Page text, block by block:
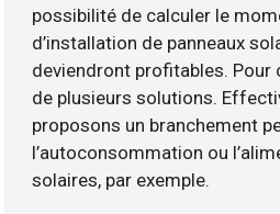
possibilité de calculer le
d’installation de panneaux
deviendront profitables. Pour
de plusieurs solutions.
proposons un branchement
l’autoconsommation ou
solaires, par exemple.